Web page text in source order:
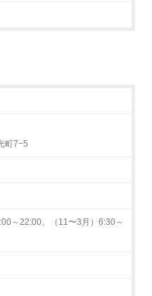
町7−5
～22:00、（11〜3月）6:30～